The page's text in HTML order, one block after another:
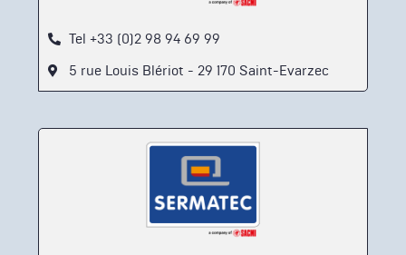
Tel +33 (0)2 98 94 69 99
5 rue Louis Blériot - 29 170 Saint-Evarzec